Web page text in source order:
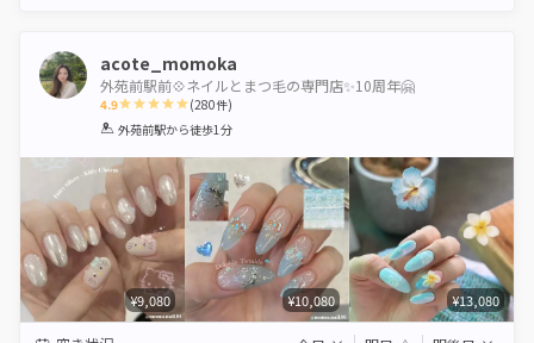
acote_momoka
外苑前駅前💠ネイルとまつ毛の専門店✨10周年🤗
4.9
1 2 3 4 5
(280件)
外苑前駅から徒歩1分
¥9,080 ¥10,080 ¥13,080